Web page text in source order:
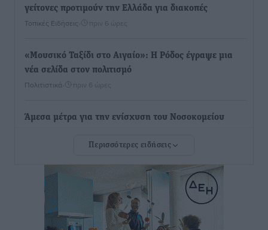
γείτονες προτιμούν την Ελλάδα για διακοπές
Τοπικές Ειδήσεις πριν 6 ώρες
«Μουσικό Ταξίδι στο Αιγαίο»: Η Ρόδος έγραψε μια
νέα σελίδα στον πολιτισμό
Πολιτιστικά πριν 6 ώρες
Άμεσα μέτρα για την ενίσχυση του Νοσοκομείου
ανακοίνωσε ο Άδωνις Γεωργιάδης
Iατρικός Σύλλογος Ροδου προς Α. Γεωργιάδη:
Στρατηγικές Προτάσεις για την Ενίσχυση της
Δημόσιας Υγείας στη Νησιωτική Ελλάδα και στα
Περισσότερες ειδήσεις